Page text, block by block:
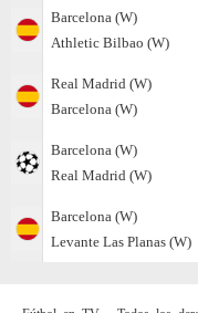
Barcelona (W)
Athletic Bilbao (W)
Real Madrid (W)
Barcelona (W)
Barcelona (W)
Real Madrid (W)
Barcelona (W)
Levante Las Planas (W)